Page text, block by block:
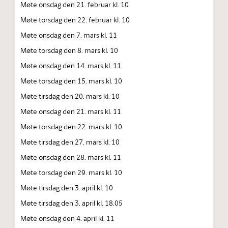
Møte onsdag den 21. februar kl. 10
Møte torsdag den 22. februar kl. 10
Møte onsdag den 7. mars kl. 11
Møte torsdag den 8. mars kl. 10
Møte onsdag den 14. mars kl. 11
Møte torsdag den 15. mars kl. 10
Møte tirsdag den 20. mars kl. 10
Møte onsdag den 21. mars kl. 11
Møte torsdag den 22. mars kl. 10
Møte tirsdag den 27. mars kl. 10
Møte onsdag den 28. mars kl. 11
Møte torsdag den 29. mars kl. 10
Møte tirsdag den 3. april kl. 10
Møte tirsdag den 3. april kl. 18.05
Møte onsdag den 4. april kl. 11